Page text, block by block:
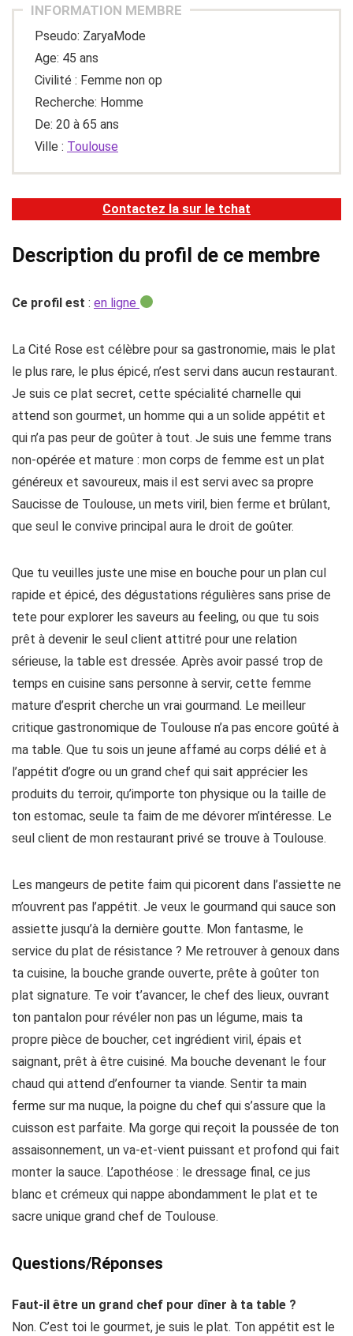
INFORMATION MEMBRE
Pseudo: ZaryaMode
Age: 45 ans
Civilité : Femme non op
Recherche: Homme
De: 20 à 65 ans
Ville : Toulouse
Contactez la sur le tchat
Description du profil de ce membre
Ce profil est : en ligne
La Cité Rose est célèbre pour sa gastronomie, mais le plat
le plus rare, le plus épicé, n’est servi dans aucun restaurant.
Je suis ce plat secret, cette spécialité charnelle qui
attend son gourmet, un homme qui a un solide appétit et
qui n’a pas peur de goûter à tout. Je suis une femme trans
non-opérée et mature : mon corps de femme est un plat
généreux et savoureux, mais il est servi avec sa propre
Saucisse de Toulouse, un mets viril, bien ferme et brûlant,
que seul le convive principal aura le droit de goûter.
Que tu veuilles juste une mise en bouche pour un plan cul
rapide et épicé, des dégustations régulières sans prise de
tete pour explorer les saveurs au feeling, ou que tu sois
prêt à devenir le seul client attitré pour une relation
sérieuse, la table est dressée. Après avoir passé trop de
temps en cuisine sans personne à servir, cette femme
mature d’esprit cherche un vrai gourmand. Le meilleur
critique gastronomique de Toulouse n’a pas encore goûté à
ma table. Que tu sois un jeune affamé au corps délié et à
l’appétit d’ogre ou un grand chef qui sait apprécier les
produits du terroir, qu’importe ton physique ou la taille de
ton estomac, seule ta faim de me dévorer m’intéresse. Le
seul client de mon restaurant privé se trouve à Toulouse.
Les mangeurs de petite faim qui picorent dans l’assiette ne
m’ouvrent pas l’appétit. Je veux le gourmand qui sauce son
assiette jusqu’à la dernière goutte. Mon fantasme, le
service du plat de résistance ? Me retrouver à genoux dans
ta cuisine, la bouche grande ouverte, prête à goûter ton
plat signature. Te voir t’avancer, le chef des lieux, ouvrant
ton pantalon pour révéler non pas un légume, mais ta
propre pièce de boucher, cet ingrédient viril, épais et
saignant, prêt à être cuisiné. Ma bouche devenant le four
chaud qui attend d’enfourner ta viande. Sentir ta main
ferme sur ma nuque, la poigne du chef qui s’assure que la
cuisson est parfaite. Ma gorge qui reçoit la poussée de ton
assaisonnement, un va-et-vient puissant et profond qui fait
monter la sauce. L’apothéose : le dressage final, ce jus
blanc et crémeux qui nappe abondamment le plat et te
sacre unique grand chef de Toulouse.
Questions/Réponses
Faut-il être un grand chef pour dîner à ta table ?
Non. C’est toi le gourmet, je suis le plat. Ton appétit est le